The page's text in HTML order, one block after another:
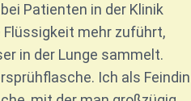
Patienten in der Klinik
Flüssigkeit mehr zuführt,
in der Lunge sammelt.
Ich als Feindin